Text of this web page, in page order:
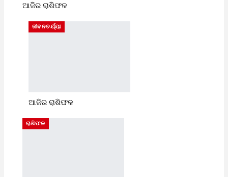
ଆଜିର ରାଶିଫଳ
ଜୀବନଚର୍ଯ୍ୟା
ଆଜିର ରାଶିଫଳ
ରାଶିଫଳ